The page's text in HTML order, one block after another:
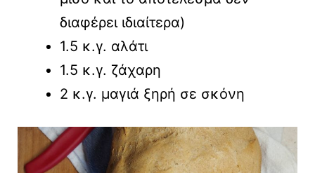
διαφέρει ιδιαίτερα)
1.5 κ.γ. αλάτι
1.5 κ.γ. ζάχαρη
2 κ.γ. μαγιά ξηρή σε σκόνη